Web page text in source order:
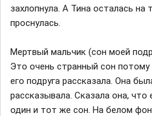
захлопнула. А Тина осталась на
проснулась.
Мертвый мальчик (сон моей
Это очень странный сон
его подруга рассказала. Она
рассказывала. Сказала она,
один и тот же сон. На белом